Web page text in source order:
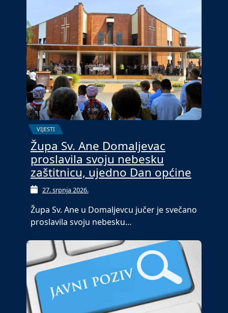
VIJESTI
Župa Sv. Ane Domaljevac
proslavila svoju nebesku
zaštitnicu, ujedno Dan općine
27. srpnja 2026.
Župa Sv. Ane u Domaljevcu jučer je svečano
proslavila svoju nebesku…